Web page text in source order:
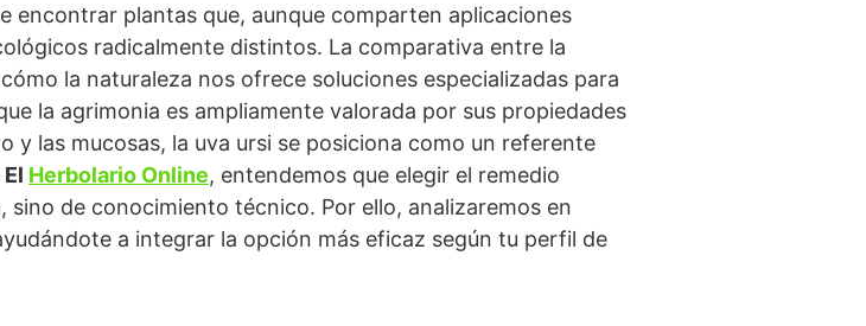
encontrar plantas que, aunque comparten aplicaciones
radicalmente distintos. La comparativa entre la
la naturaleza nos ofrece soluciones especializadas para
la agrimonia es ampliamente valorada por sus propiedades
y las mucosas, la uva ursi se posiciona como un referente
El Herbolario Online, entendemos que elegir el remedio
de conocimiento técnico. Por ello, analizaremos en
a integrar la opción más eficaz según tu perfil de